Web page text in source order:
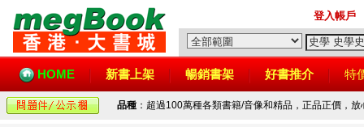
登入帳戶
HOME 新書上架 暢銷書架 好書推介 特
品種 ：超過100萬種各類書籍/音像和精品，正品正價，